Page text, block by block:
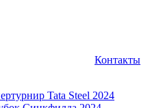
Контакты
Tata Steel 2024